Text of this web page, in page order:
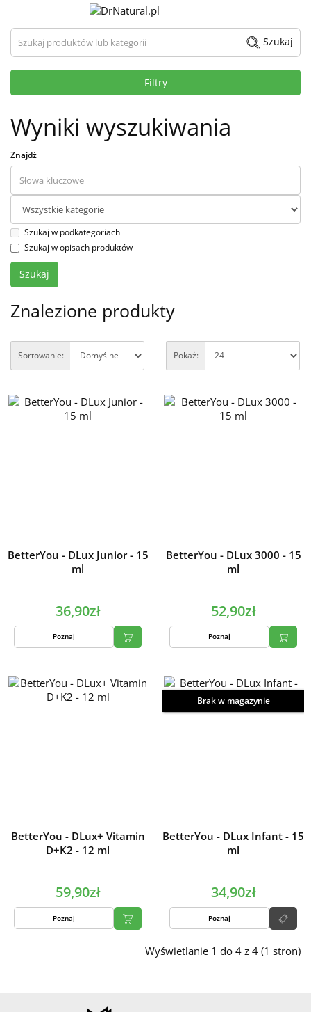
Szukaj produktów lub kategorii Szukaj
Filtry
Wyniki wyszukiwania
Znajdź
Szukaj w podkategoriach
Szukaj w opisach produktów
Znalezione produkty
Sortowanie: Pokaż:
BetterYou - DLux Junior - 15
ml
36,90zł
Poznaj
BetterYou - DLux 3000 - 15
ml
52,90zł
Poznaj
BetterYou - DLux+ Vitamin
D+K2 - 12 ml
59,90zł
Poznaj
Brak w magazynie
BetterYou - DLux Infant - 15
ml
34,90zł
Poznaj
Wyświetlanie 1 do 4 z 4 (1 stron)